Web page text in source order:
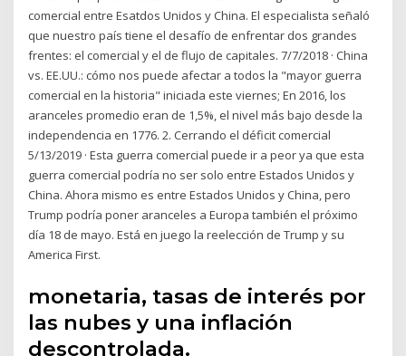
comercial entre Esatdos Unidos y China. El especialista señaló
que nuestro país tiene el desafío de enfrentar dos grandes
frentes: el comercial y el de flujo de capitales. 7/7/2018 · China
vs. EE.UU.: cómo nos puede afectar a todos la "mayor guerra
comercial en la historia" iniciada este viernes; En 2016, los
aranceles promedio eran de 1,5%, el nivel más bajo desde la
independencia en 1776. 2. Cerrando el déficit comercial
5/13/2019 · Esta guerra comercial puede ir a peor ya que esta
guerra comercial podría no ser solo entre Estados Unidos y
China. Ahora mismo es entre Estados Unidos y China, pero
Trump podría poner aranceles a Europa también el próximo
día 18 de mayo. Está en juego la reelección de Trump y su
America First.
monetaria, tasas de interés por
las nubes y una inflación
descontrolada.